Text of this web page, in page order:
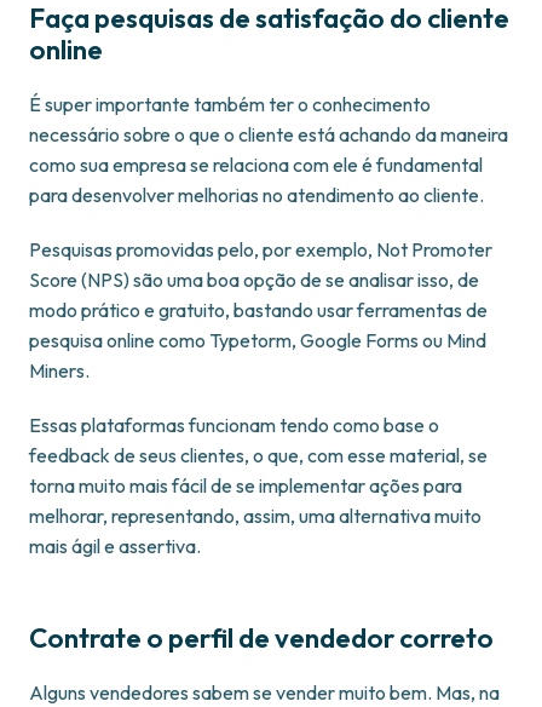
Faça pesquisas de satisfação do cliente
online
É super importante também ter o conhecimento
necessário sobre o que o cliente está achando da maneira
como sua empresa se relaciona com ele é fundamental
para desenvolver melhorias no atendimento ao cliente.
Pesquisas promovidas pelo, por exemplo, Not Promoter
Score (NPS) são uma boa opção de se analisar isso, de
modo prático e gratuito, bastando usar ferramentas de
pesquisa online como Typetorm, Google Forms ou Mind
Miners.
Essas plataformas funcionam tendo como base o
feedback de seus clientes, o que, com esse material, se
torna muito mais fácil de se implementar ações para
melhorar, representando, assim, uma alternativa muito
mais ágil e assertiva.
Contrate o perfil de vendedor correto
Alguns vendedores sabem se vender muito bem. Mas, na